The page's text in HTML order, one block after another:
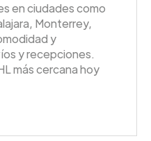
en ciudades como
Monterrey,
y
y recepciones.
más cercana hoy